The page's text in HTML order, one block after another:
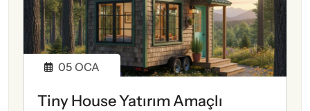
05 OCA
Tiny House Yatırım Amaçlı